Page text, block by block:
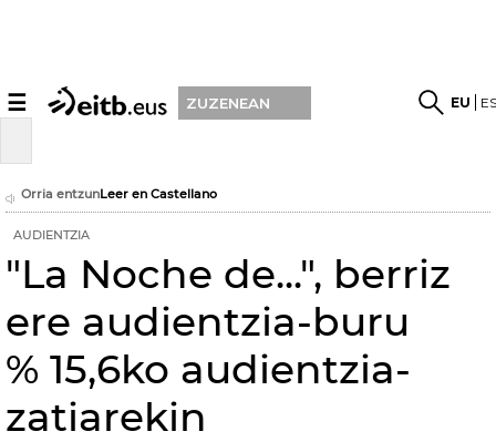
☰ ZUZENEAN EU
Orria entzunLeer en Castellano
AUDIENTZIA
"La Noche de...", berriz
ere audientzia-buru
% 15,6ko audientzia-
zatiarekin